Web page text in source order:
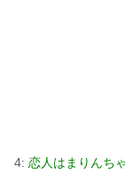
4: 恋人はまりんち